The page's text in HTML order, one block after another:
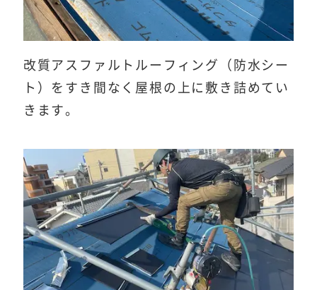
改質アスファルトルーフィング（防水シー
ト）をすき間なく屋根の上に敷き詰めてい
きます。